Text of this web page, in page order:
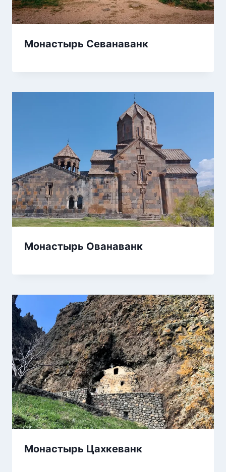
Монастырь Севанаванк
Монастырь Ованаванк
Монастырь Цахкеванк